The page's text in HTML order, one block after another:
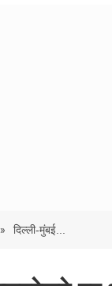
दिल्ली-मुंबई...